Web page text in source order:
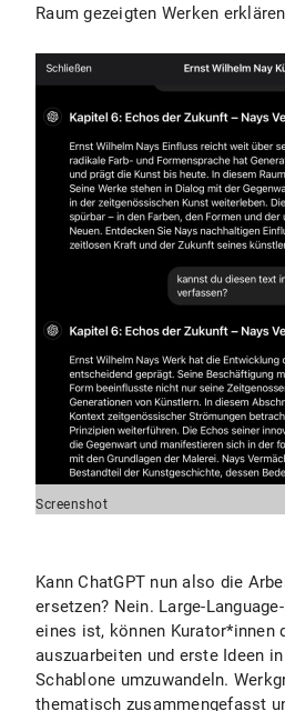
Raum gezeigten Werken
Screenshot
Kann ChatGPT nun also die
ersetzen? Nein. Large-
eines ist, können Kurator*innen
auszuarbeiten und erste Ideen
Schablone umzuwandeln.
thematisch zusammengefasst